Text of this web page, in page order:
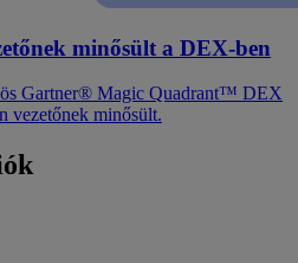
minősült a DEX-ben
Gartner® Magic Quadrant™ DEX
vezetőnek minősült.